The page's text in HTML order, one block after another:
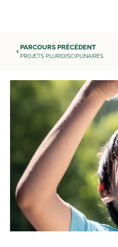
PARCOURS PRÉCÉDENT
PROJETS PLURIDISCIPLINAIRES